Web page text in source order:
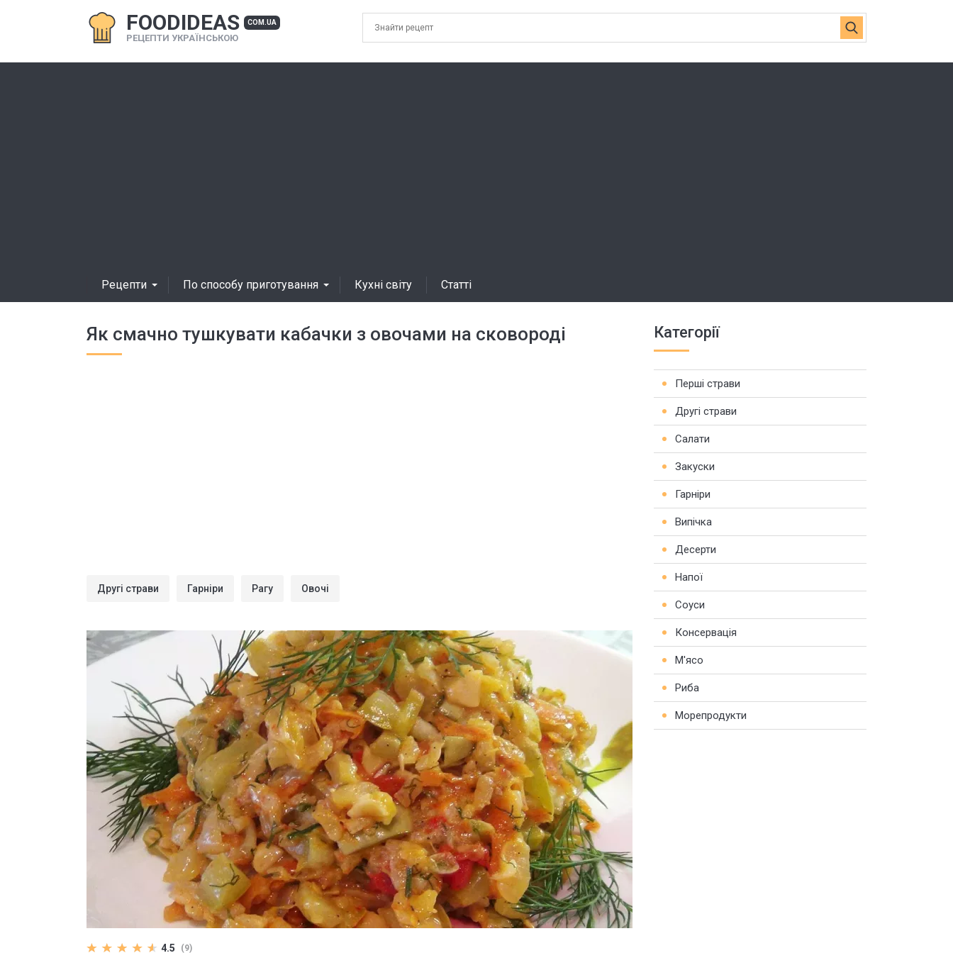
FOODIDEAS COM.UA
РЕЦЕПТИ УКРАЇНСЬКОЮ
Рецепти По способу приготування Кухні світу Статті
Як смачно тушкувати кабачки з овочами на сковороді
Другі страви Гарніри Рагу Овочі
4.5 (9)
Категорії
Перші страви
Другі страви
Салати
Закуски
Гарніри
Випічка
Десерти
Напої
Соуси
Консервація
М'ясо
Риба
Морепродукти